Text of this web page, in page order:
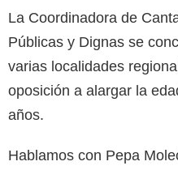
La Coordinadora de
Públicas y Dignas se
varias localidades
oposición a alargar la
años.
Hablamos con Pepa